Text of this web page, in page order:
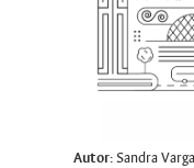
Autor:Sandra